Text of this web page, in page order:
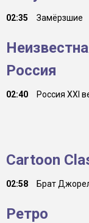
02:35 Замёрзшие
Россия
02:40 Россия ХХI
Cartoon
02:58 Брат
Ретро